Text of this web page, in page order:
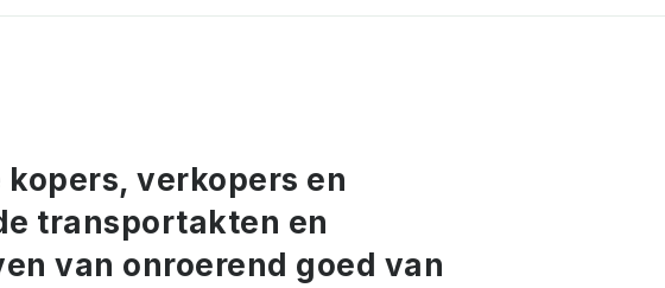
kopers, verkopers en
transportakten en
van onroerend goed van